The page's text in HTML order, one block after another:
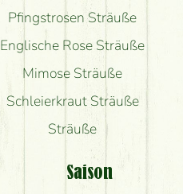
Pfingstrosen Sträuße
Englische Rose Sträuße
Mimose Sträuße
Schleierkraut Sträuße
Sträuße
Saison